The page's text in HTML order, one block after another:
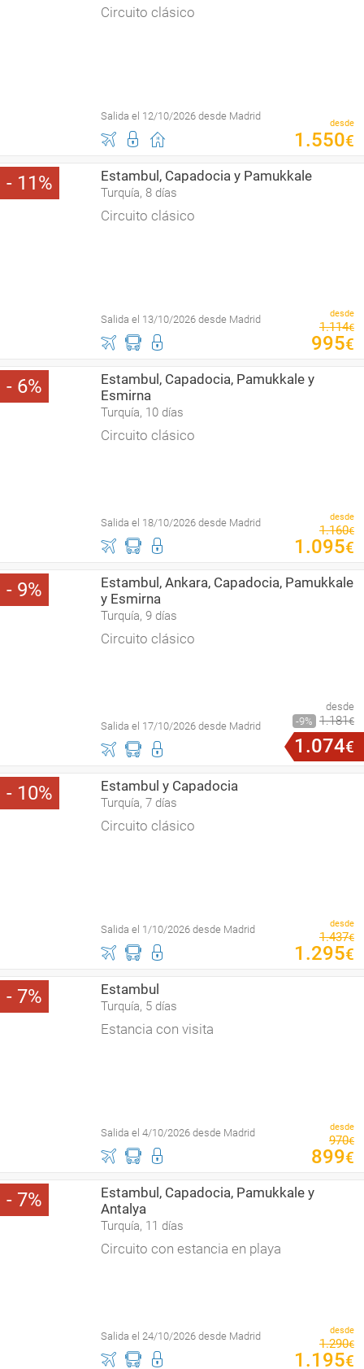
Circuito clásico
Salida el 12/10/2026 desde Madrid
desde
1 .550€
11 Estambul, Capadocia y Pamukkale
Turquía, 8 días
Circuito clásico
Salida el 13/10/2026 desde Madrid desde
1.114€
995€
6
Estambul, Capadocia, Pamukkale y
Esmirna
Turquía, 10 días
Circuito clásico
Salida el 18/10/2026 desde Madrid desde
1.160€
1 .095€
9
Estambul, Ankara, Capadocia, Pamukkale
y Esmirna
Turquía, 9 días
Circuito clásico
Salida el 17/10/2026 desde Madrid
desde
9
1.181€
1 .074€
10 Estambul y Capadocia
Turquía, 7 días
Circuito clásico
Salida el 1/10/2026 desde Madrid desde
1.437€
1 .295€
7 Estambul
Turquía, 5 días
Estancia con visita
Salida el 4/10/2026 desde Madrid desde
970€
899€
7
Estambul, Capadocia, Pamukkale y
Antalya
Turquía, 11 días
Circuito con estancia en playa
Salida el 24/10/2026 desde Madrid desde
1.290€
1 .195€